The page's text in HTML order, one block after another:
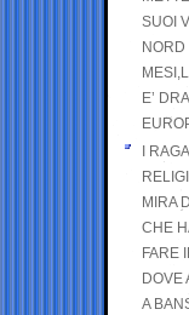
SUOI
E’
I
MIRA
CHE
FARE
DOVE
A